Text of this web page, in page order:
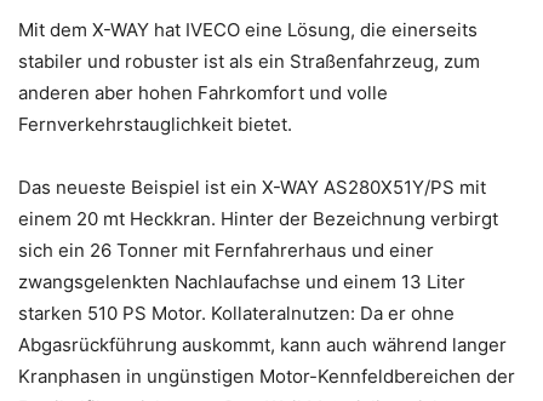
Mit dem X-WAY hat IVECO eine Lösung, die einerseits
stabiler und robuster ist als ein Straßenfahrzeug, zum
anderen aber hohen Fahrkomfort und volle
Fernverkehrstauglichkeit bietet.
Das neueste Beispiel ist ein X-WAY AS280X51Y/PS mit
einem 20 mt Heckkran. Hinter der Bezeichnung verbirgt
sich ein 26 Tonner mit Fernfahrerhaus und einer
zwangsgelenkten Nachlaufachse und einem 13 Liter
starken 510 PS Motor. Kollateralnutzen: Da er ohne
Abgasrückführung auskommt, kann auch während langer
Kranphasen in ungünstigen Motor-Kennfeldbereichen der